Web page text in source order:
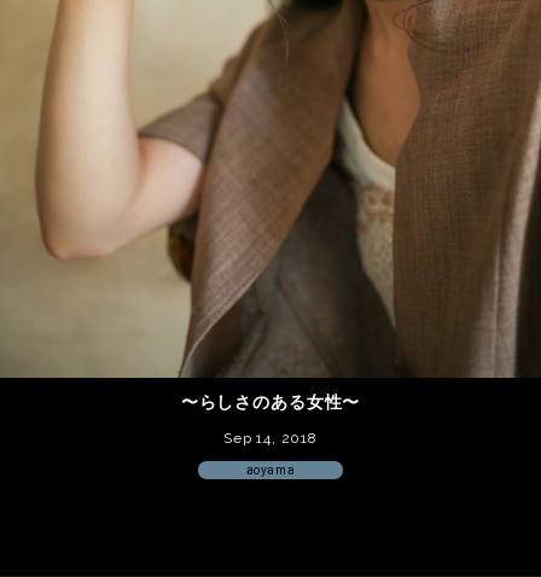
〜らしさのある女性〜
Sep 14, 2018
aoyama